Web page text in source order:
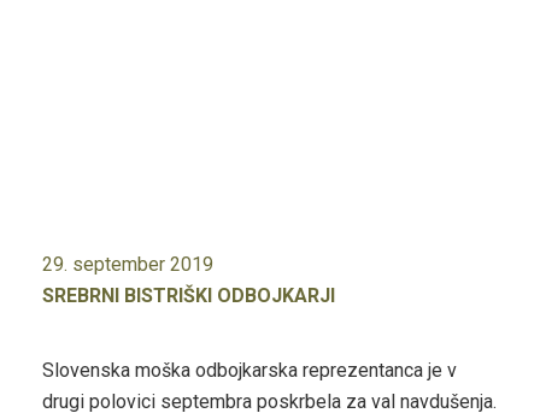
29. september 2019
SREBRNI BISTRIŠKI ODBOJKARJI
Slovenska moška odbojkarska reprezentanca je v
drugi polovici septembra poskrbela za val navdušenja.